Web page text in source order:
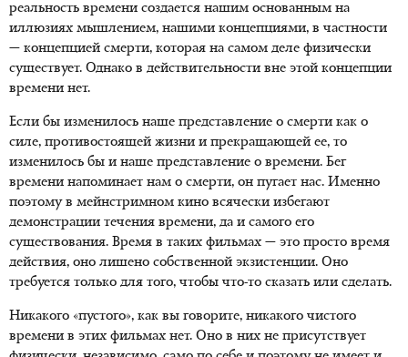
реальность времени создается нашим основанным на
иллюзиях мышлением, нашими концепциями, в частности
— концепцией смерти, которая на самом деле физически
существует. Однако в действительности вне этой концепции
времени нет.
Если бы изменилось наше представление о смерти как о
силе, противостоящей жизни и прекращающей ее, то
изменилось бы и наше представление о времени. Бег
времени напоминает нам о смерти, он пугает нас. Именно
поэтому в мейнстримном кино всячески избегают
демонстрации течения времени, да и самого его
существования. Время в таких фильмах — это просто время
действия, оно лишено собственной экзистенции. Оно
требуется только для того, чтобы что-то сказать или сделать.
Никакого «пустого», как вы говорите, никакого чистого
времени в этих фильмах нет. Оно в них не присутствует